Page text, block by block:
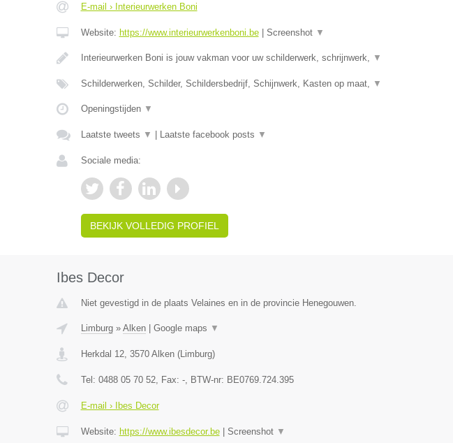
E-mail › Interieurwerken Boni
Website: https://www.interieurwerkenboni.be| Screenshot ▼
Interieurwerken Boni is jouw vakman voor uw schilderwerk, schrijnwerk, ▼
Schilderwerken, Schilder, Schildersbedrijf, Schijnwerk, Kasten op maat, ▼
Openingstijden ▼
Laatste tweets ▼ Laatste facebook posts ▼
Sociale media:
BEKIJK VOLLEDIG PROFIEL
Ibes Decor
Niet gevestigd in de plaats Velaines en in de provincie Henegouwen.
Limburg» Alken| Google maps ▼
Herkdal 12, 3570 Alken(Limburg)
Tel: 0488 05 70 52, Fax: -, BTW-nr: BE0769.724.395
E-mail › Ibes Decor
Website: https://www.ibesdecor.be| Screenshot ▼